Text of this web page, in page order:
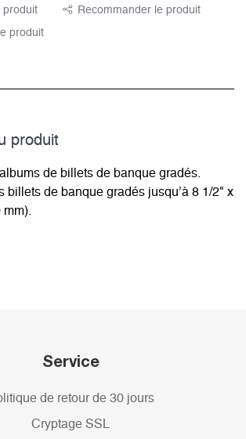
produit Recommander le produit
produit
produit
de billets de banque gradés.
billets de banque gradés jusqu’à 8 1/2" x
Service
de retour de 30 jours
Cryptage SSL